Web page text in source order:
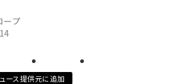
ープ
ース提供元に追加